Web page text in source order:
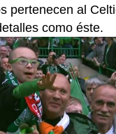
pertenecen al
como éste.